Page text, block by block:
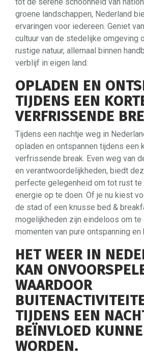
groene landschappen, Nederland
ervaringen voor iedereen. Geniet
cultuur van de stedelijke omgeving
rustige natuur, allemaal binnen
verblijf in eigen land.
OPLADEN EN
TIJDENS EEN
VERFRISSENDE
Tijdens een nachtje weg in
opladen en ontspannen tijdens een
verfrissende break. Even weg van
en verantwoordelijkheden, biedt
perfecte gelegenheid om tot rust te
energie op te doen. Of je nu kiest
de stad of een knusse bed &
mogelijkheden zijn eindeloos om te
momenten van pure ontspanning en
HET WEER IN
KAN
WAARDOOR
TIJDENS EEN
BEÏNVLOED
WORDEN.